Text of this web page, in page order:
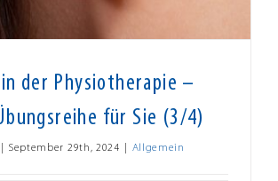
der Physiotherapie –
für Sie (3/4)
September 29th, 2024 Allgemein